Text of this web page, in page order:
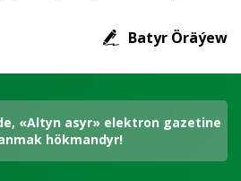
Batyr Öräýew
«Altyn asyr» elektron gazetine
hökmandyr!